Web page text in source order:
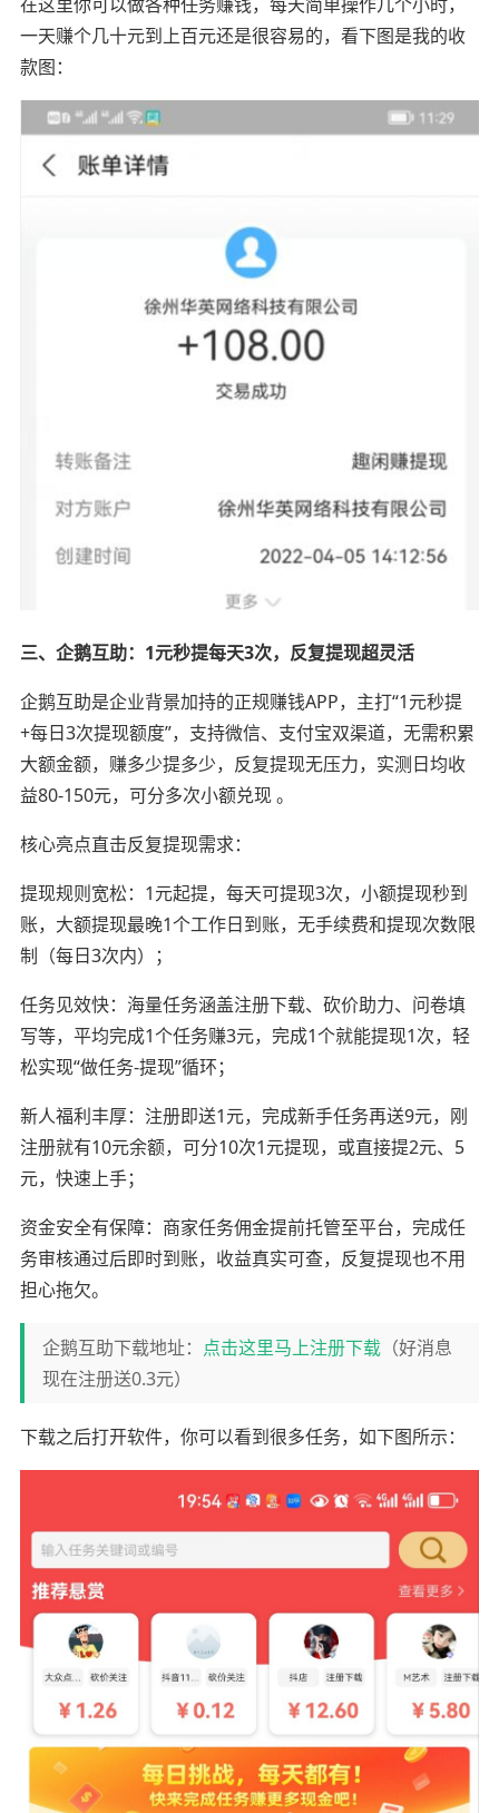
一天赚个几十元到上百元还是很容易的，看下图是我的收
款图：
三、企鹅互助：1元秒提每天3次，反复提现超灵活
企鹅互助是企业背景加持的正规赚钱APP，主打“1元秒提
+每日3次提现额度”，支持微信、支付宝双渠道，无需积累
大额金额，赚多少提多少，反复提现无压力，实测日均收
益80-150元，可分多次小额兑现 。
核心亮点直击反复提现需求：
提现规则宽松：1元起提，每天可提现3次，小额提现秒到
账，大额提现最晚1个工作日到账，无手续费和提现次数限
制（每日3次内）；
任务见效快：海量任务涵盖注册下载、砍价助力、问卷填
写等，平均完成1个任务赚3元，完成1个就能提现1次，轻
松实现“做任务-提现”循环；
新人福利丰厚：注册即送1元，完成新手任务再送9元，刚
注册就有10元余额，可分10次1元提现，或直接提2元、5
元，快速上手；
资金安全有保障：商家任务佣金提前托管至平台，完成任
务审核通过后即时到账，收益真实可查，反复提现也不用
担心拖欠。
企鹅互助下载地址： 点击这里马上注册下载（好消息
现在注册送0.3元）
下载之后打开软件，你可以看到很多任务，如下图所示：